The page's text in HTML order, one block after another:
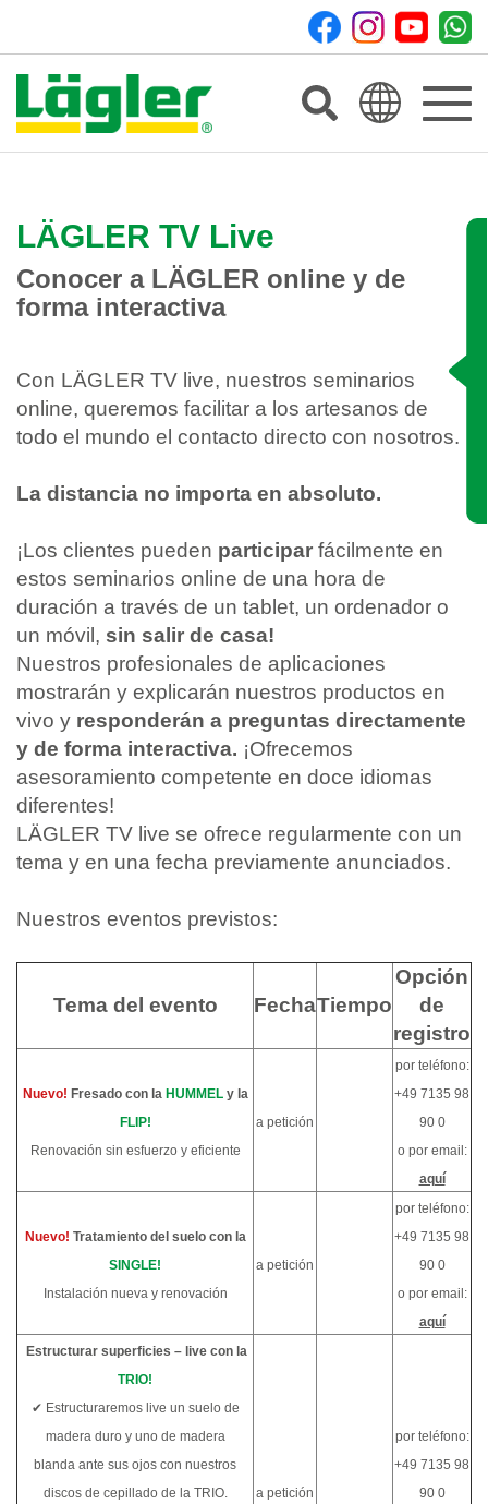
Toggle
LÄGLER TV Live
Conocer a LÄGLER online y de
forma interactiva
Con LÄGLER TV live, nuestros seminarios
online, queremos facilitar a los artesanos de
todo el mundo el contacto directo con nosotros.
La distancia no importa en absoluto.
¡Los clientes pueden participar fácilmente en
estos seminarios online de una hora de
duración a través de un tablet, un ordenador o
un móvil, sin salir de casa!
Nuestros profesionales de aplicaciones
mostrarán y explicarán nuestros productos en
vivo y responderán a preguntas directamente
y de forma interactiva. ¡Ofrecemos
asesoramiento competente en doce idiomas
diferentes!
LÄGLER TV live se ofrece regularmente con un
tema y en una fecha previamente anunciados.
Nuestros eventos previstos:
Tema del evento FechaTiempo
Opción
de
registro
Nuevo! Fresado con la HUMMELy la
FLIP!
Renovación sin esfuerzo y eficiente
a petición
por teléfono:
+49 7135 98
90 0
o por email:
aquí
Nuevo! Tratamiento del suelo con la
SINGLE!
Instalación nueva y renovación
a petición
por teléfono:
+49 7135 98
90 0
o por email:
aquí
Estructurar superficies – live con la
TRIO!
✔ Estructuraremos live un suelo de
madera duro y uno de madera
blanda ante sus ojos con nuestros
discos de cepillado de la TRIO.
a petición
por teléfono:
+49 7135 98
90 0